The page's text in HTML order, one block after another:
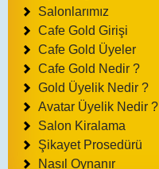
Salonlarımız
Cafe Gold Girişi
Cafe Gold Üyeler
Cafe Gold Nedir ?
Gold Üyelik Nedir ?
Avatar Üyelik Nedir ?
Salon Kiralama
Şikayet Prosedürü
Nasıl Oynanır